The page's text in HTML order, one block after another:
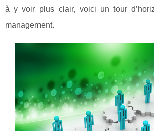
à y voir plus clair, voici un tour
management.